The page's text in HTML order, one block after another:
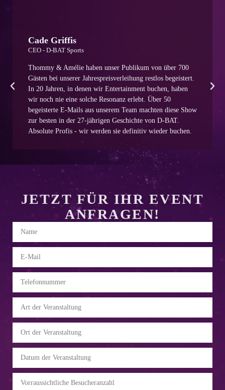
Cade Griffis
CEO - D-BAT Sports
Thommy & Amélie haben unser Publikum von über 700
Gästen bei unserer Jahrespreisverleihung restlos begeistert.
In 20 Jahren, in denen wir Entertainment buchen, haben
wir noch nie eine solche Resonanz erlebt. Über 50
begeisterte E-Mails aus unserem Team machten diese Show
zur besten in der 27-jährigen Geschichte von D-BAT.
Absolute Profis - wir werden sie definitiv wieder buchen.
JETZT FÜR IHR EVENT
ANFRAGEN!